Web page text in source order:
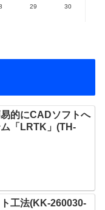
29
30
的にCADソフトへ
「LRTK」(TH-
⼯法(KK-260030-